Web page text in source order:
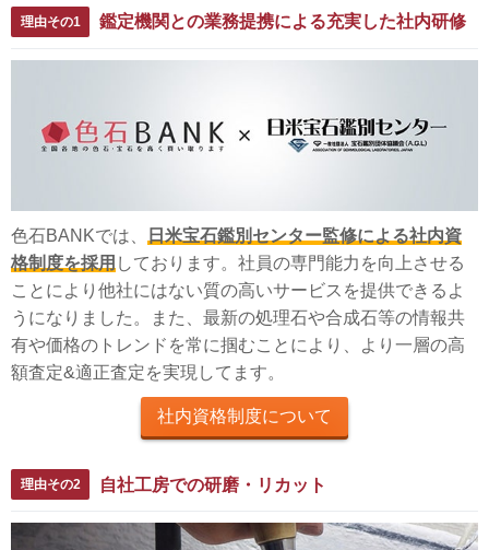
理由その1 鑑定機関との業務提携による充実した社内研修
色石BANKでは、
日米宝石鑑別センター監修による社内資
格制度を採用 しております。社員の専門能力を向上させる
ことにより他社にはない質の高いサービスを提供できるよ
うになりました。また、最新の処理石や合成石等の情報共
有や価格のトレンドを常に掴むことにより、より一層の高
額査定&適正査定を実現してます。
社内資格制度について
理由その2 自社工房での研磨・リカット